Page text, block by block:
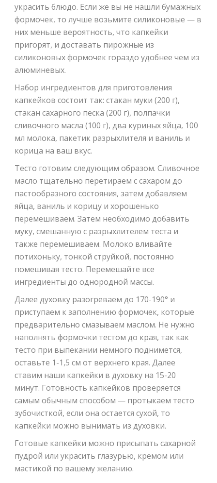
украсить блюдо. Если же вы не нашли бумажных
формочек, то лучше возьмите силиконовые — в
них меньше вероятность, что капкейки
пригорят, и доставать пирожные из
силиконовых формочек гораздо удобнее чем из
алюминевых.
Набор ингредиентов для приготовления
капкейков состоит так: стакан муки (200 г),
стакан сахарного песка (200 г), полпачки
сливочного масла (100 г), два куриных яйца, 100
мл молока, пакетик разрыхлителя и ваниль и
корица на ваш вкус.
Тесто готовим следующим образом. Сливочное
масло тщательно перетираем с сахаром до
пастообразного состояния, затем добавляем
яйца, ваниль и корицу и хорошенько
перемешиваем. Затем необходимо добавить
муку, смешанную с разрыхлителем теста и
также перемешиваем. Молоко вливайте
потихоньку, тонкой струйкой, постоянно
помешивая тесто. Перемешайте все
ингредиенты до однородной массы.
Далее духовку разогреваем до 170-190° и
приступаем к заполнению формочек, которые
предварительно смазываем маслом. Не нужно
наполнять формочки тестом до края, так как
тесто при выпекании немного поднимется,
оставьте 1-1,5 см от верхнего края. Далее
ставим наши капкейки в духовку на 15-20
минут. Готовность капкейков проверяется
самым обычным способом — протыкаем тесто
зубочисткой, если она остается сухой, то
капкейки можно вынимать из духовки.
Готовые капкейки можно присыпать сахарной
пудрой или украсить глазурью, кремом или
мастикой по вашему желанию.